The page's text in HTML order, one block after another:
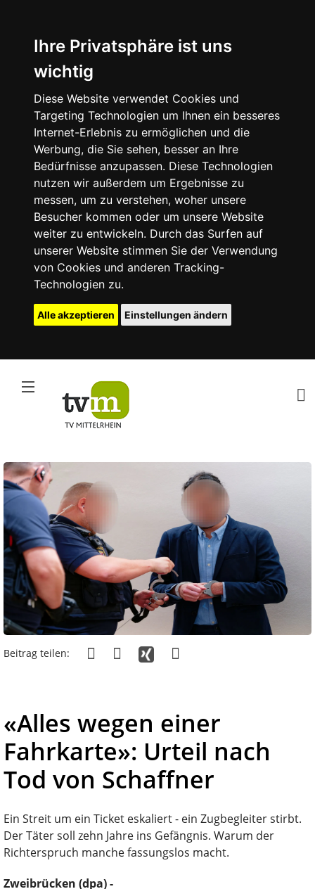
Ihre Privatsphäre ist uns
wichtig
Diese Website verwendet Cookies und
Targeting Technologien um Ihnen ein besseres
Internet-Erlebnis zu ermöglichen und die
Werbung, die Sie sehen, besser an Ihre
Bedürfnisse anzupassen. Diese Technologien
nutzen wir außerdem um Ergebnisse zu
messen, um zu verstehen, woher unsere
Besucher kommen oder um unsere Website
weiter zu entwickeln. Durch das Surfen auf
unserer Website stimmen Sie der Verwendung
von Cookies und anderen Tracking-
Technologien zu.
Alle akzeptieren Einstellungen ändern
Beitrag teilen:
«Alles wegen einer
Fahrkarte»: Urteil nach
Tod von Schaffner
Ein Streit um ein Ticket eskaliert - ein Zugbegleiter stirbt.
Der Täter soll zehn Jahre ins Gefängnis. Warum der
Richterspruch manche fassungslos macht.
Zweibrücken (dpa) -